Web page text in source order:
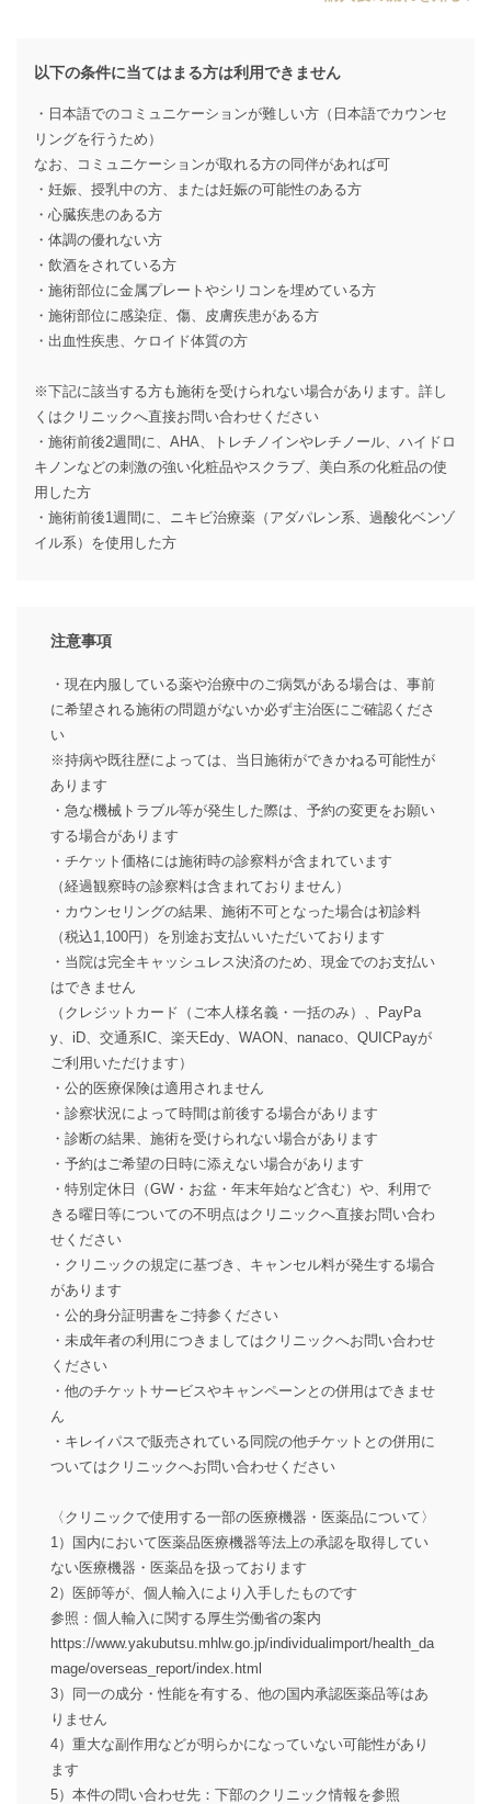
以下の条件に当てはまる方は利用できません
・日本語でのコミュニケーションが難しい方（日本語でカウンセ
リングを行うため）
なお、コミュニケーションが取れる方の同伴があれば可
・妊娠、授乳中の方、または妊娠の可能性のある方
・心臓疾患のある方
・体調の優れない方
・飲酒をされている方
・施術部位に金属プレートやシリコンを埋めている方
・施術部位に感染症、傷、皮膚疾患がある方
・出血性疾患、ケロイド体質の方
※下記に該当する方も施術を受けられない場合があります。詳し
くはクリニックへ直接お問い合わせください
・施術前後2週間に、AHA、トレチノインやレチノール、ハイドロ
キノンなどの刺激の強い化粧品やスクラブ、美白系の化粧品の使
用した方
・施術前後1週間に、ニキビ治療薬（アダパレン系、過酸化ベンゾ
イル系）を使用した方
注意事項
・現在内服している薬や治療中のご病気がある場合は、事前
に希望される施術の問題がないか必ず主治医にご確認くださ
い
※持病や既往歴によっては、当日施術ができかねる可能性が
あります
・急な機械トラブル等が発生した際は、予約の変更をお願い
する場合があります
・チケット価格には施術時の診察料が含まれています
（経過観察時の診察料は含まれておりません）
・カウンセリングの結果、施術不可となった場合は初診料
（税込1,100円）を別途お支払いいただいております
・当院は完全キャッシュレス決済のため、現金でのお支払い
はできません
（クレジットカード（ご本人様名義・一括のみ）、PayPa
y、iD、交通系IC、楽天Edy、WAON、nanaco、QUICPayが
ご利用いただけます）
・公的医療保険は適用されません
・診察状況によって時間は前後する場合があります
・診断の結果、施術を受けられない場合があります
・予約はご希望の日時に添えない場合があります
・特別定休日（GW・お盆・年末年始など含む）や、利用で
きる曜日等についての不明点はクリニックへ直接お問い合わ
せください
・クリニックの規定に基づき、キャンセル料が発生する場合
があります
・公的身分証明書をご持参ください
・未成年者の利用につきましてはクリニックへお問い合わせ
ください
・他のチケットサービスやキャンペーンとの併用はできませ
ん
・キレイパスで販売されている同院の他チケットとの併用に
ついてはクリニックへお問い合わせください
〈クリニックで使用する一部の医療機器・医薬品について〉
1）国内において医薬品医療機器等法上の承認を取得してい
ない医療機器・医薬品を扱っております
2）医師等が、個人輸入により入手したものです
参照：個人輸入に関する厚生労働省の案内
https://www.yakubutsu.mhlw.go.jp/individualimport/health_da
mage/overseas_report/index.html
3）同一の成分・性能を有する、他の国内承認医薬品等はあ
りません
4）重大な副作用などが明らかになっていない可能性があり
ます
5）本件の問い合わせ先：下部のクリニック情報を参照